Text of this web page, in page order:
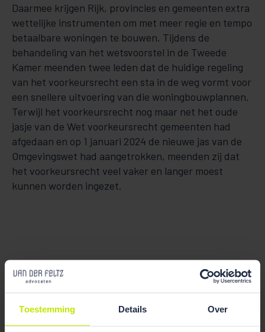
Toestemming Details Over
Daarmee krijgen Rijk, provincies en gemeenten extra
wettelijke instrumenten om met meer regie en tempo
betaalbare woningen te bouwen. Tijdens de
behandeling van het wetsvoorstel in de Tweede
Kamer meenden twee leden dat de huidige regeling
van het voorkeursrecht een sta in de weg vormt voor
een snellere uitvoering van die woningbouwplannen.
Terwijl het voorkeursrecht nog maar net het oude
jasje van de Wet voorkeursrecht gemeenten had
afgedaan en op 1 januari 2024 de nieuwe jas van de
Omgevingswet had aangetrokken, meenden zij dat
het voorkeursrecht veel vaker en langer moest
kunnen worden ingezet.